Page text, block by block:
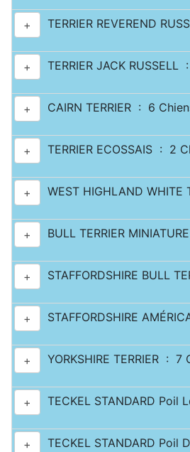
+ TERRIER REVEREND
+ TERRIER JACK
+ CAIRN TERRIER : 6
+ TERRIER ECOSSAIS : 2
+ WEST HIGHLAND WHITE
+ BULL TERRIER
+ STAFFORDSHIRE BULL
+ STAFFORDSHIRE
+ YORKSHIRE TERRIER : 7
+ TECKEL STANDARD
+ TECKEL STANDARD Poil